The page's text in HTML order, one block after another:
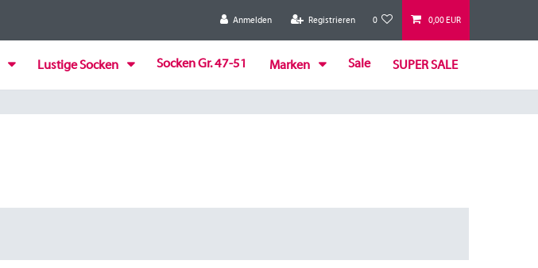
Anmelden Registrieren 0 0,00 EUR
Lustige Socken Socken Gr. 47-51 Marken Sale SUPER SALE